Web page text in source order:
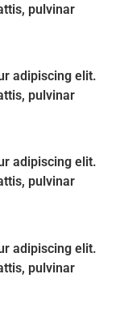
pulvinar
adipiscing elit.
pulvinar
adipiscing elit.
pulvinar
adipiscing elit.
pulvinar